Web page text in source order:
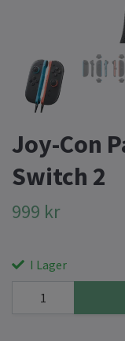
Joy-Con
Switch 2
999 kr
I Lager